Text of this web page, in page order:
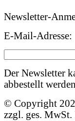
Newsletter-
E-Mail-Adresse:
Der Newsletter
abbestellt
© Copyright
zzgl. ges.